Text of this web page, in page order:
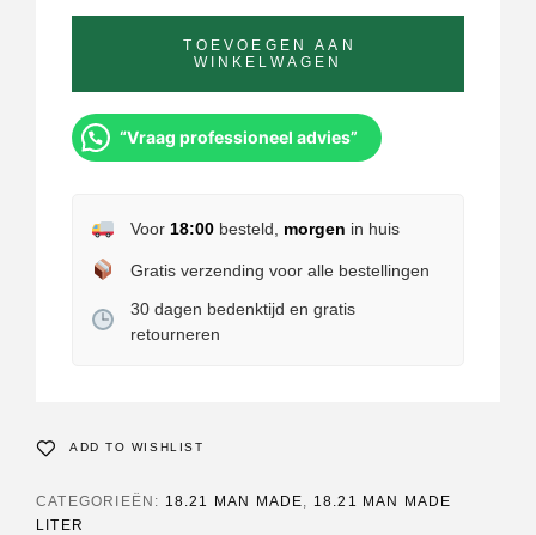
TOEVOEGEN AAN
WINKELWAGEN
“Vraag professioneel advies”
Voor 18:00besteld, morgen in huis
Gratis verzending voor alle bestellingen
30 dagen bedenktijd en gratis
retourneren
ADD TO WISHLIST
CATEGORIEËN: 18.21 MAN MADE, 18.21 MAN MADE
LITER